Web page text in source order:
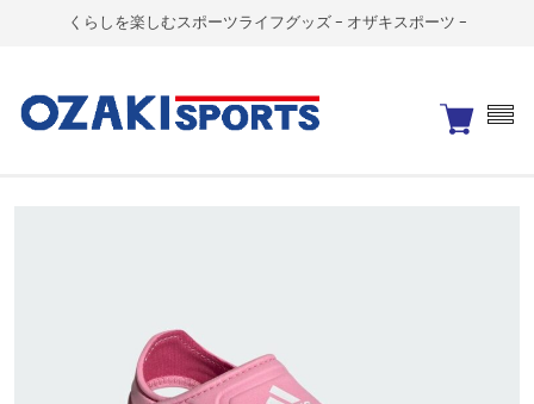
くらしを楽しむスポーツライフグッズ - オザキスポーツ -